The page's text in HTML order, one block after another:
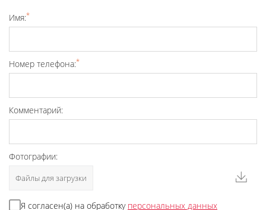
Имя:*
Номер телефона:*
Комментарий:
Фотографии:
Файлы для загрузки
Я согласен(а) на обработку персональных данных